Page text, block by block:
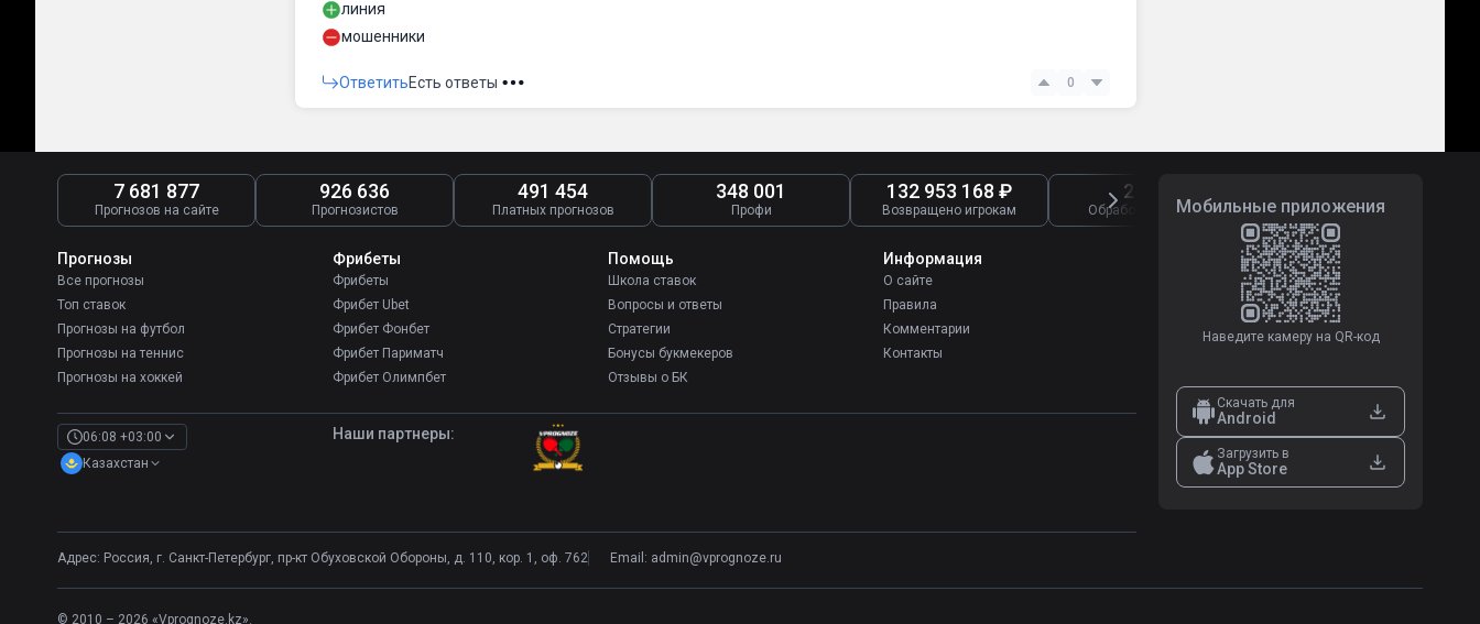
линия
мошенники
ОтветитьЕсть ответы 0
Мобильные приложения
Наведите камеру на QR-код
7 681 877
Прогнозов на сайте
926 636
Прогнозистов
491 454
Платных прогнозов
348 001
Профи
132 953 168 ₽
Возвращено игрокам
2 722
Обработано жалоб Отзывы о букмекерах
Прогнозы
Все прогнозы
Топ ставок
Прогнозы на футбол
Прогнозы на теннис
Прогнозы на хоккей
Фрибеты
Фрибеты
Фрибет Ubet
Фрибет Фонбет
Фрибет Париматч
Фрибет Олимпбет
Помощь
Школа ставок
Вопросы и ответы
Стратегии
Бонусы букмекеров
Отзывы о БК
Информация
О сайте
Правила
Комментарии
Контакты
Наши партнеры:
06:08 +03:00
Казахстан
Адрес: Россия, г. Санкт-Петербург, пр-кт Обуховской Обороны, д. 110, кор. 1, оф. 762 Email: admin@vprognoze.ru
Скачать для
Android
Загрузить в
App Store
© 2010 – 2026 «Vprognoze.kz».